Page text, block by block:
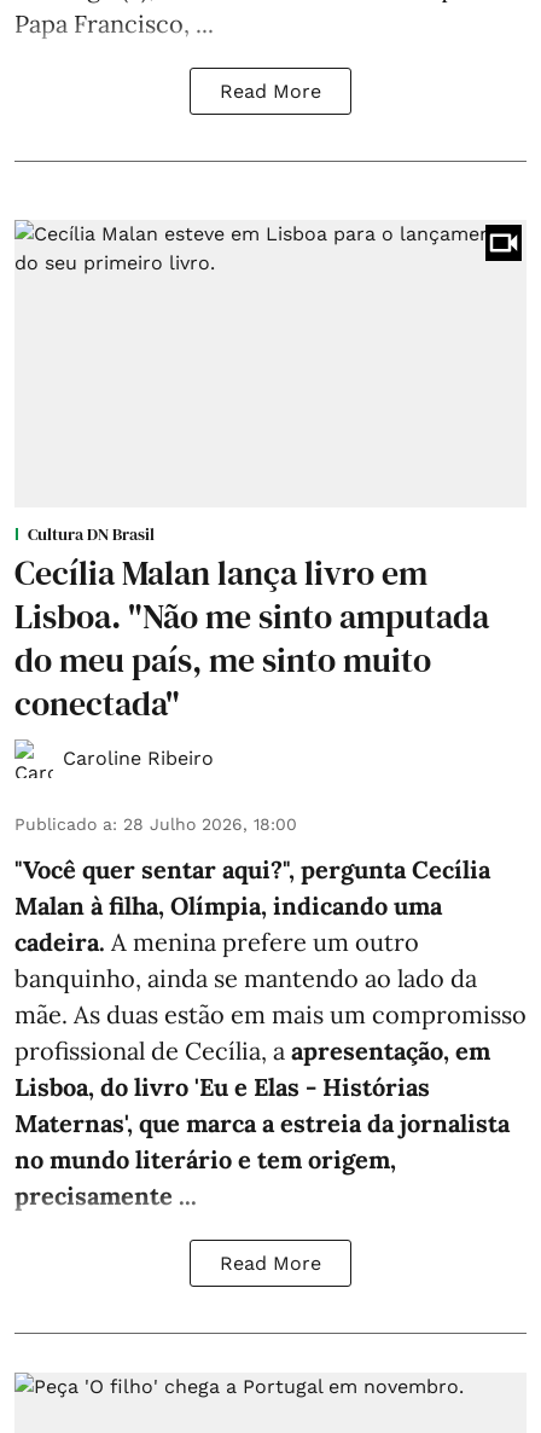
Papa Francisco, ...
Read More
Cultura DN Brasil
Cecília Malan lança livro em
Lisboa. "Não me sinto amputada
do meu país, me sinto muito
conectada"
Caroline Ribeiro
Publicado a: 28 Julho 2026, 18:00
"Você quer sentar aqui?", pergunta Cecília
Malan à filha, Olímpia, indicando uma
cadeira. A menina prefere um outro
banquinho, ainda se mantendo ao lado da
mãe. As duas estão em mais um compromisso
profissional de Cecília, a apresentação, em
Lisboa, do livro 'Eu e Elas - Histórias
Maternas', que marca a estreia da jornalista
no mundo literário e tem origem,
precisamente ...
Read More